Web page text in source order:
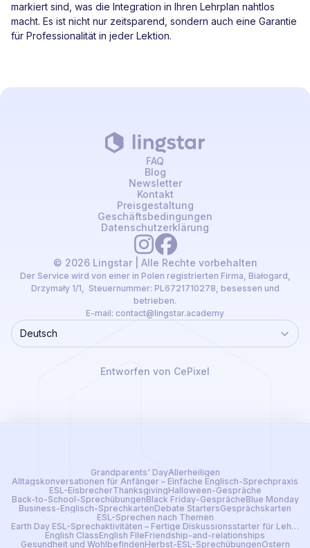
markiert sind, was die Integration in Ihren Lehrplan nahtlos
macht. Es ist nicht nur zeitsparend, sondern auch eine Garantie
für Professionalität in jeder Lektion.
© 2026 Lingstar | Alle Rechte vorbehalten
Der Service wird von einer in Polen registrierten Firma, Białogard,
Drzymały 1/1, Steuernummer: PL6721710278, besessen und
betrieben.
E-mail: contact@lingstar.academy
FAQ
Blog
Newsletter
Kontakt
Preisgestaltung
Geschäftsbedingungen
Datenschutzerklärung
Language
Deutsch
Entworfen von CePixel
Grandparents' DayAllerheiligen
Alltagskonversationen für Anfänger – Einfache Englisch-Sprechpraxis
ESL-EisbrecherThanksgivingHalloween-Gespräche
Back-to-School-SprechübungenBlack Friday-GesprächeBlue Monday
Business-Englisch-SprechkartenDebate StartersGesprächskarten
ESL-Sprechen nach Themen
Earth Day ESL-Sprechaktivitäten – Fertige Diskussionsstarter für Lehrer
English ClassEnglish FileFriendship-and-relationships
Gesundheit und WohlbefindenHerbst-ESL-SprechübungenOstern